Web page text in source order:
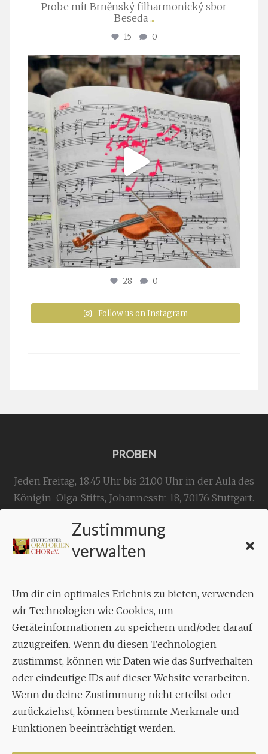
Zustimmung
verwalten
Um dir ein optimales Erlebnis zu bieten, verwenden
wir Technologien wie Cookies, um
Geräteinformationen zu speichern und/oder darauf
zuzugreifen. Wenn du diesen Technologien
zustimmst, können wir Daten wie das Surfverhalten
oder eindeutige IDs auf dieser Website verarbeiten.
Wenn du deine Zustimmung nicht erteilst oder
zurückziehst, können bestimmte Merkmale und
Funktionen beeinträchtigt werden.
Probe mit Brněnský filharmonický sbor
Beseda ...
15 0
stuttgarter_oratorienchor
Juli 23
28 0
Follow us on Instagram
PROBEN
Jeden Freitag, 18.45 Uhr bis 21.00 Uhr in der Aula des
Königin-Olga-Stifts, Johannesstr. 18, 70176 Stuttgart.
KONTAKT
Geschäftsstelle:
Aixheimer Str. 18
70619 Stuttgart
MUSIK
Musikalischer Leiter:
Enrico Trummer
Tel.+49 (0)177 / 34 23 57 1
Facebook
TwitterYouTube